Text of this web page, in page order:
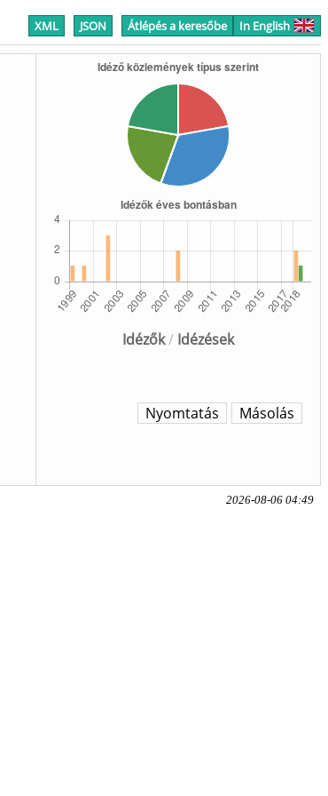
XML JSON Átlépés a keresőbe In English
Idézők/ Idézések
Másolás
Nyomtatás
2026-08-06 04:49